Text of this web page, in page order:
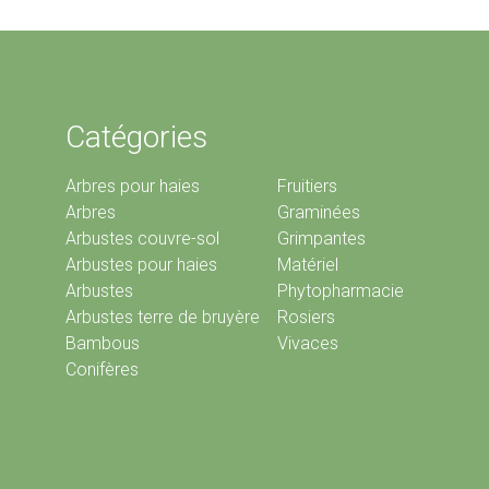
Catégories
Arbres pour haies
Arbres
Arbustes couvre-sol
Arbustes pour haies
Arbustes
Arbustes terre de bruyère
Bambous
Conifères
Fruitiers
Graminées
Grimpantes
Matériel
Phytopharmacie
Rosiers
Vivaces